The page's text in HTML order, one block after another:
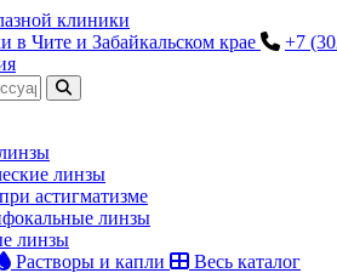
клиники
в Чите и Забайкальском крае
+7
линзы
астигматизме
линзы
линзы
Растворы и капли
Весь каталог